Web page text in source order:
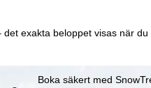
exakta beloppet visas när
Boka säkert med